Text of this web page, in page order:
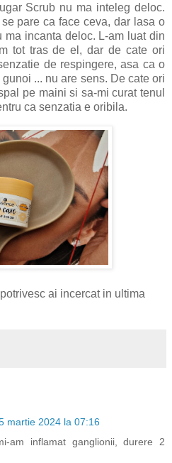
Scrub nu ma inteleg deloc.
pare ca face ceva, dar lasa o
ma incanta deloc. L-am luat din
tot tras de el, dar de cate ori
de respingere, asa ca o
... nu are sens. De cate ori
pe maini si sa-mi curat tenul
ca senzatia e oribila.
ai incercat in ultima
martie 2024 la 07:16
am inflamat ganglionii, durere 2